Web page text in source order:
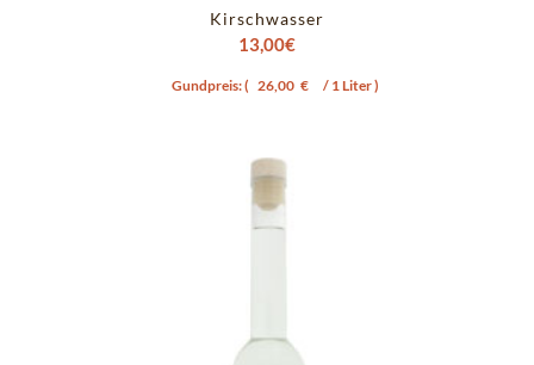
Kirschwasser
13,00€
Gundpreis: ( 26,00 € / 1 Liter )